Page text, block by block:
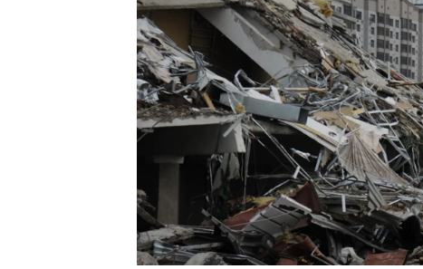
Двухуровневые номера и вид на горы.
Каким будет новый бутик-отель
«Белкур» в Белокурихе
ДОМА И КВАРТИРЫ
ЗИАС